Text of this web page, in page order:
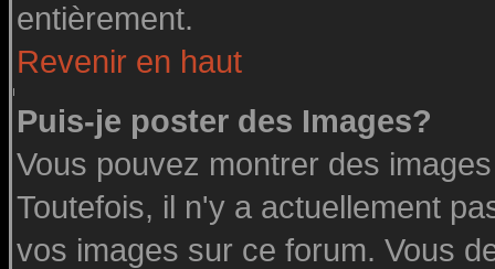
entièrement.
Revenir en haut
Puis-je poster des Images?
Vous pouvez montrer des
Toutefois, il n'y a actuellement
vos images sur ce forum. Vous